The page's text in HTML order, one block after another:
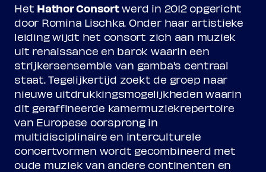
Het Hathor Consortwerd in 2012 opgericht
door Romina Lischka. Onder haar artistieke
leiding wijdt het consort zich aan muziek
uit renaissance en barok waarin een
strijkersensemble van gamba's centraal
staat. Tegelijkertijd zoekt de groep naar
nieuwe uitdrukkingsmogelijkheden waarin
dit geraffineerde kamermuziekrepertoire
van Europese oorsprong in
multidisciplinaire en interculturele
concertvormen wordt gecombineerd met
oude muziek van andere continenten en